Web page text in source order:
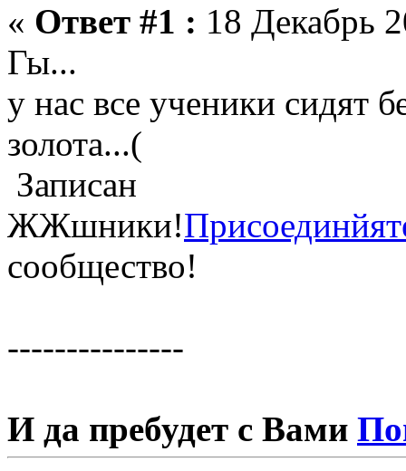
« Ответ #1 : 18 Декабрь
Гы...
у нас все ученики сидят
золота...(
Записан
ЖЖшники!
сообщество!
---------------
И да пребудет с Вами